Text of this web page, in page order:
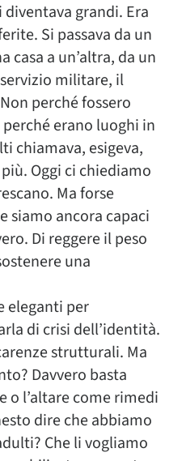
diventava grandi. Era
Si passava da un
casa a un’altra, da un
servizio militare, il
perché fossero
erano luoghi in
chiamava, esigeva,
Oggi ci chiediamo
Ma forse
siamo ancora capaci
Di reggere il peso
una
eleganti per
di crisi dell’identità.
strutturali. Ma
Davvero basta
o l’altare come rimedi
dire che abbiamo
Che li vogliamo